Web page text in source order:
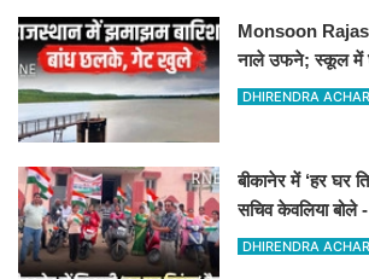
Monsoon
नाले उफने; स्कूल में
बच्चों का रेस्क्यू
DHIRENDRA
बीकानेर में ‘हर घर
सचिव केवलिया बोले -
और गौरव का प्रतीक
DHIRENDRA